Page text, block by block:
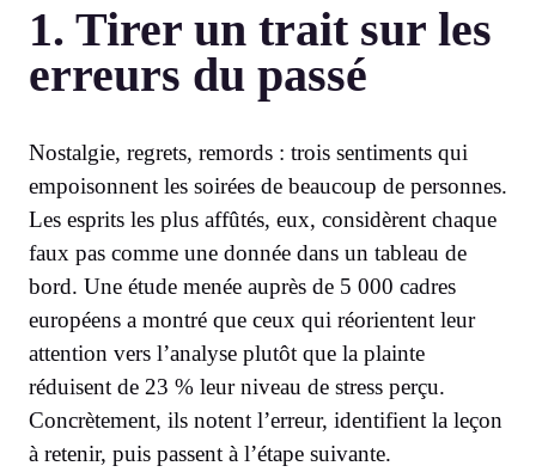
1. Tirer un trait sur les
erreurs du passé
Nostalgie, regrets, remords : trois sentiments qui
empoisonnent les soirées de beaucoup de personnes.
Les esprits les plus affûtés, eux, considèrent chaque
faux pas comme une donnée dans un tableau de
bord. Une étude menée auprès de 5 000 cadres
européens a montré que ceux qui réorientent leur
attention vers l’analyse plutôt que la plainte
réduisent de 23 % leur niveau de stress perçu.
Concrètement, ils notent l’erreur, identifient la leçon
à retenir, puis passent à l’étape suivante.